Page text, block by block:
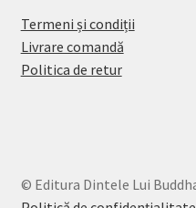
Termeni și condiții
Livrare comandă
Politica de retur
© Editura Dintele Lui